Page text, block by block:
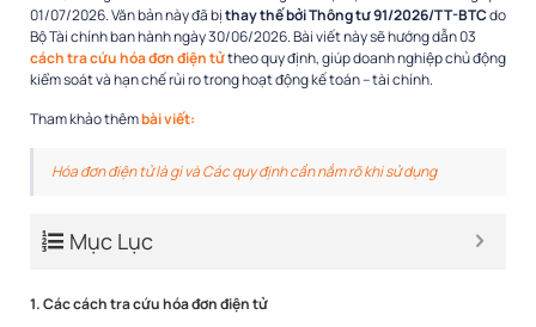
01/07/2026. Văn bản này đã bịthay thế bởi Thông tư 91/2026/TT-BTCdo
Bộ Tài chính ban hành ngày 30/06/2026. Bài viết này sẽ hướng dẫn 03
cách tra cứu hóa đơn điện tửtheo quy định, giúp doanh nghiệp chủ động
kiểm soát và hạn chế rủi ro trong hoạt động kế toán – tài chính.
Tham khảo thêmbài viết:
Hóa đơn điện tử là gì và Các quy định cần nắm rõ khi sử dụng
Mục Lục
1. Các cách tra cứu hóa đơn điện tử